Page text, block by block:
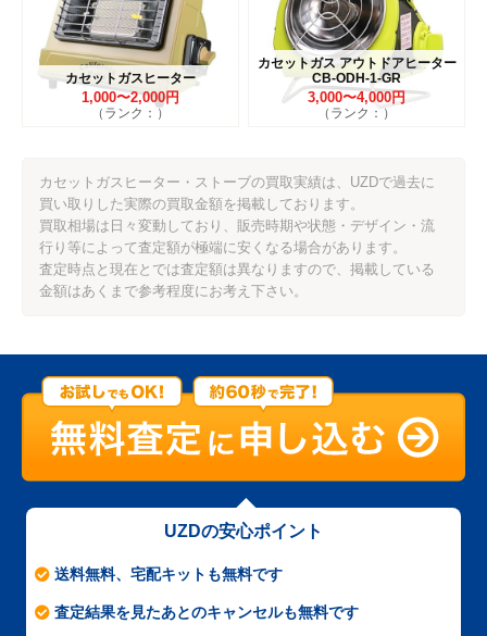
カセットガスヒーター
1,000〜2,000円
（ランク：）
カセットガス アウトドアヒーター
CB-ODH-1-GR
3,000〜4,000円
（ランク：）
カセットガスヒーター・ストーブの買取実績は、UZDで過去に
買い取りした実際の買取金額を掲載しております。
買取相場は日々変動しており、販売時期や状態・デザイン・流
行り等によって査定額が極端に安くなる場合があります。
査定時点と現在とでは査定額は異なりますので、掲載している
金額はあくまで参考程度にお考え下さい。
UZDの安心ポイント
送料無料、宅配キットも無料です
査定結果を見たあとのキャンセルも無料です